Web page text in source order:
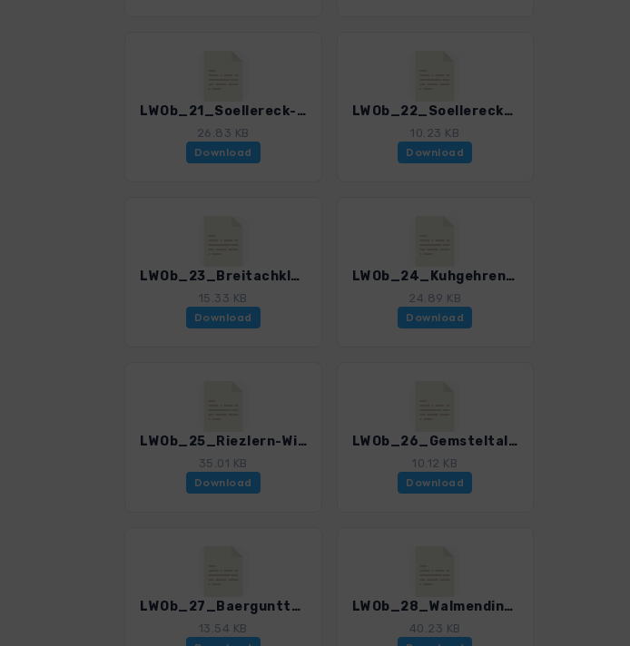
LWOb_21_Soellereck-Hochleite_3196_2.gpx
26.83 KB
Download
LWOb_22_Soellereck-Riezlern_3196_2.gpx
10.23 KB
Download
LWOb_23_Breitachklamm_3196_2.gpx
15.33 KB
Download
LWOb_24_Kuhgehrenspitze-Kanzelwand_3196_2.gpx
24.89 KB
Download
LWOb_25_Riezlern-Wildental_3196_2.gpx
35.01 KB
Download
LWOb_26_Gemsteltal_3196_2.gpx
10.12 KB
Download
LWOb_27_Baergunttal_3196_2.gpx
13.54 KB
LWOb_28_Walmendingerhorn-Baad_3196_2.gpx
40.23 KB